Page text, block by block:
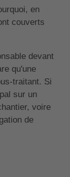
en
couverts
devant
qu'une
traitant. Si
sur un
voire
de